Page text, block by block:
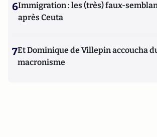
6Immigration : les (très) faux-
après Ceuta
7Et Dominique de Villepin accoucha
macronisme